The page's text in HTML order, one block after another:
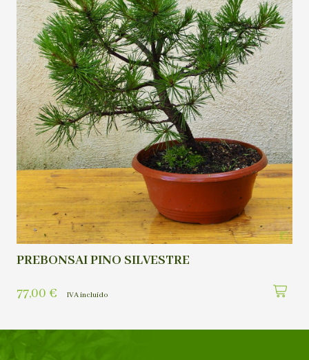
PREBONSAI PINO SILVESTRE
77,00 € IVA incluído